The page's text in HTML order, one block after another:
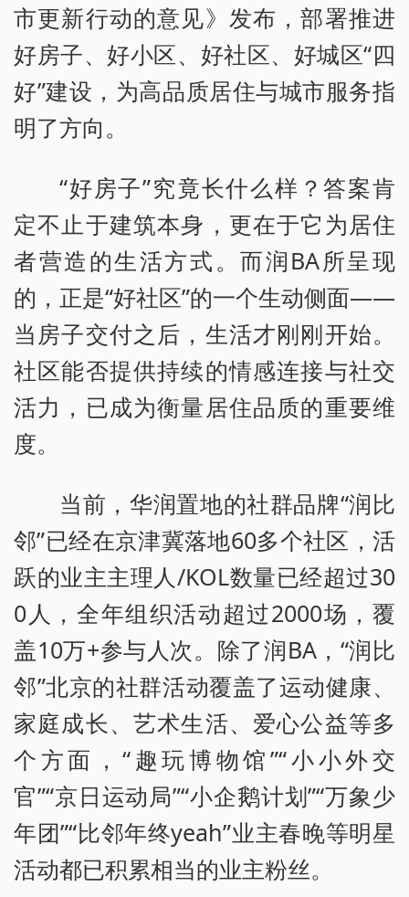
市更新行动的意见》发布，部署推进
好房子、好小区、好社区、好城区“四
好”建设，为高品质居住与城市服务指
明了方向。
“好房子”究竟长什么样？答案肯
定不止于建筑本身，更在于它为居住
者营造的生活方式。而润BA所呈现
的，正是“好社区”的一个生动侧面——
当房子交付之后，生活才刚刚开始。
社区能否提供持续的情感连接与社交
活力，已成为衡量居住品质的重要维
度。
当前，华润置地的社群品牌“润比
邻”已经在京津冀落地60多个社区，活
跃的业主主理人/KOL数量已经超过30
0人，全年组织活动超过2000场，覆
盖10万+参与人次。除了润BA，“润比
邻”北京的社群活动覆盖了运动健康、
家庭成长、艺术生活、爱心公益等多
个方面，“趣玩博物馆”“小小外交
官”“京日运动局”“小企鹅计划”“万象少
年团”“比邻年终yeah”业主春晚等明星
活动都已积累相当的业主粉丝。